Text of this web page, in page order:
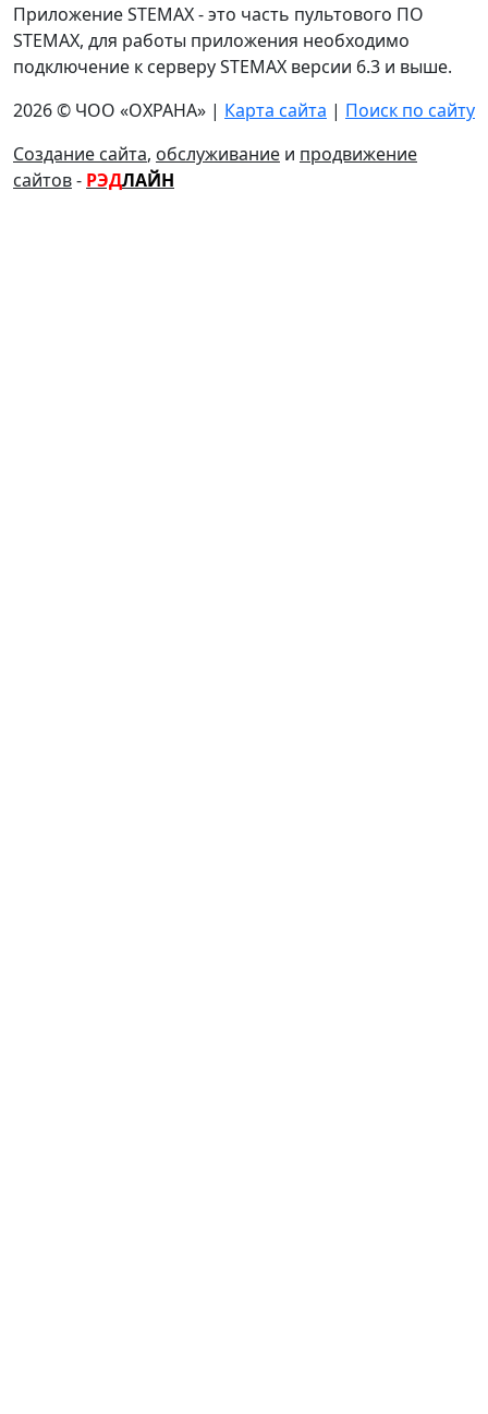
Приложение STEMAX - это часть пультового ПО
STEMAX, для работы приложения необходимо
подключение к серверу STEMAX версии 6.3 и выше.
2026 © ЧОО «ОХРАНА» | Карта сайта | Поиск по сайту
Создание сайта, обслуживание и продвижение
сайтов- РЭДЛАЙН